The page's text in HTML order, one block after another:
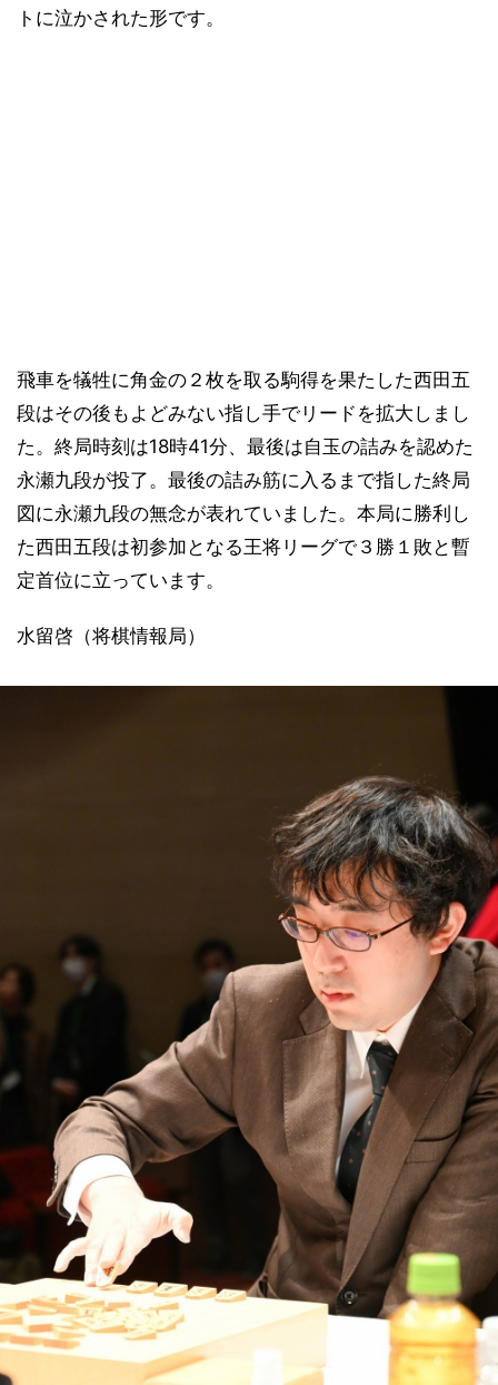
トに泣かされた形です。
飛車を犠牲に角金の２枚を取る駒得を果たした西田五
段はその後もよどみない指し手でリードを拡大しまし
た。終局時刻は18時41分、最後は自玉の詰みを認めた
永瀬九段が投了。最後の詰み筋に入るまで指した終局
図に永瀬九段の無念が表れていました。本局に勝利し
た西田五段は初参加となる王将リーグで３勝１敗と暫
定首位に立っています。
水留啓（将棋情報局）